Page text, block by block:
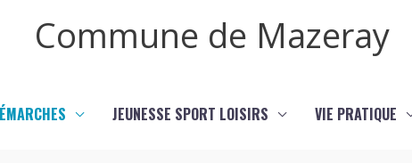
Commune de Mazeray
JEUNESSE SPORT LOISIRS VIE PRATIQUE